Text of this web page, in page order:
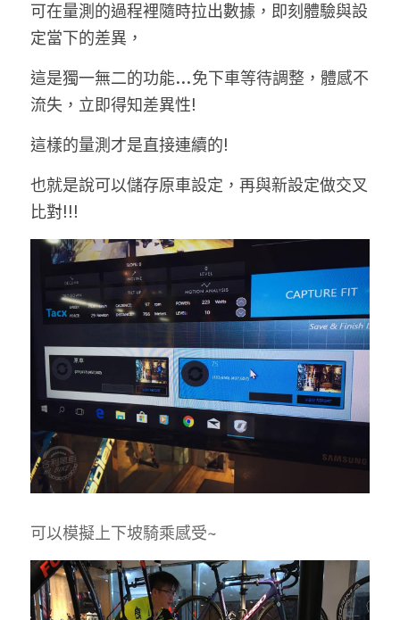
可在量測的過程裡隨時拉出數據，即刻體驗與設
定當下的差異，
這是獨一無二的功能…免下車等待調整，體感不
流失，立即得知差異性!
這樣的量測才是直接連續的!
也就是說可以儲存原車設定，再與新設定做交叉
比對!!!
可以模擬上下坡騎乘感受~